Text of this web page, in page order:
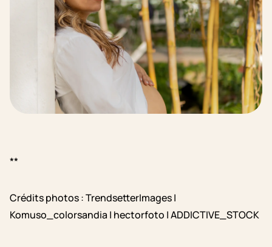
**
Crédits photos : TrendsetterImages |
Komuso_colorsandia | hectorfoto | ADDICTIVE_STOCK